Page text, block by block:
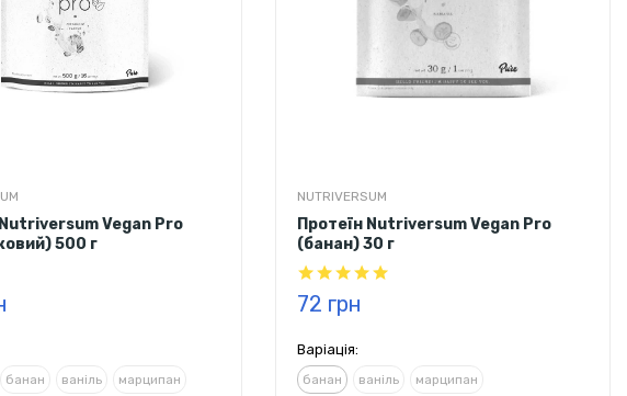
Vegan Pro
500 г
банан ваніль марципан
NUTRIVERSUM
Протеїн Nutriversum Vegan Pro
(банан) 30 г
72 грн
Варіація:
банан ваніль марципан